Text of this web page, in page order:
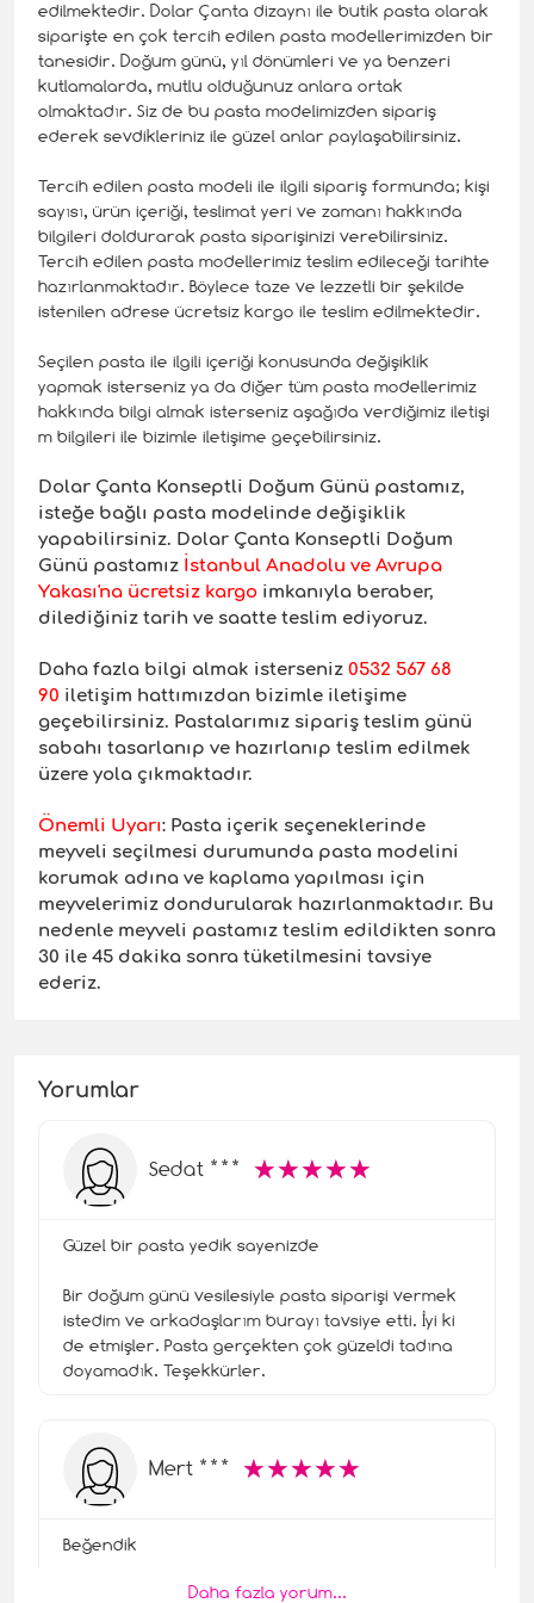
edilmektedir. Dolar Çanta dizaynı ile butik pasta olarak
siparişte en çok tercih edilen pasta modellerimizden bir
tanesidir. Doğum günü, yıl dönümleri ve ya benzeri
kutlamalarda, mutlu olduğunuz anlara ortak
olmaktadır. Siz de bu pasta modelimizden sipariş
ederek sevdikleriniz ile güzel anlar paylaşabilirsiniz.
Tercih edilen pasta modeli ile ilgili sipariş formunda; kişi
sayısı, ürün içeriği, teslimat yeri ve zamanı hakkında
bilgileri doldurarak pasta siparişinizi verebilirsiniz.
Tercih edilen pasta modellerimiz teslim edileceği tarihte
hazırlanmaktadır. Böylece taze ve lezzetli bir şekilde
istenilen adrese ücretsiz kargo ile teslim edilmektedir.
Seçilen pasta ile ilgili içeriği konusunda değişiklik
yapmak isterseniz ya da diğer tüm pasta modellerimiz
hakkında bilgi almak isterseniz aşağıda verdiğimiz iletişi
m bilgileri ile bizimle iletişime geçebilirsiniz.
Dolar Çanta Konseptli Doğum Günü pastamız,
isteğe bağlı pasta modelinde değişiklik
yapabilirsiniz. Dolar Çanta Konseptli Doğum
Günü pastamız İstanbul Anadolu ve Avrupa
Yakası'na ücretsiz kargo imkanıyla beraber,
dilediğiniz tarih ve saatte teslim ediyoruz.
Daha fazla bilgi almak isterseniz 0532 567 68
90 iletişim hattımızdan bizimle iletişime
geçebilirsiniz. Pastalarımız sipariş teslim günü
sabahı tasarlanıp ve hazırlanıp teslim edilmek
üzere yola çıkmaktadır.
Önemli Uyarı: Pasta içerik seçeneklerinde
meyveli seçilmesi durumunda pasta modelini
korumak adına ve kaplama yapılması için
meyvelerimiz dondurularak hazırlanmaktadır. Bu
nedenle meyveli pastamız teslim edildikten sonra
30 ile 45 dakika sonra tüketilmesini tavsiye
ederiz.
Yorumlar
Sedat *** ☆☆☆☆☆
★★★★★
Güzel bir pasta yedik sayenizde
Bir doğum günü vesilesiyle pasta siparişi vermek
istedim ve arkadaşlarım burayı tavsiye etti. İyi ki
de etmişler. Pasta gerçekten çok güzeldi tadına
doyamadık. Teşekkürler.
Mert *** ☆☆☆☆☆
★★★★★
Beğendik
Pastayı hem doğum gününü kutladığımız arkadaş
Daha fazla yorum...